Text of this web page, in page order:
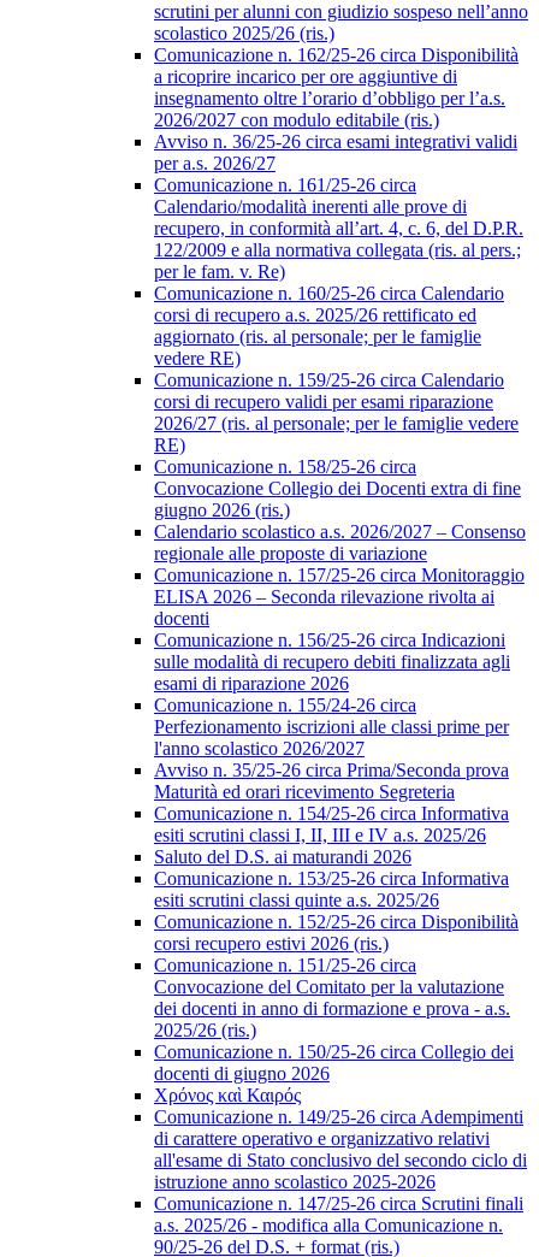
scrutini per alunni con giudizio sospeso nell’anno
scolastico 2025/26 (ris.)
Comunicazione n. 162/25-26 circa Disponibilità
a ricoprire incarico per ore aggiuntive di
insegnamento oltre l’orario d’obbligo per l’a.s.
2026/2027 con modulo editabile (ris.)
Avviso n. 36/25-26 circa esami integrativi validi
per a.s. 2026/27
Comunicazione n. 161/25-26 circa
Calendario/modalità inerenti alle prove di
recupero, in conformità all’art. 4, c. 6, del D.P.R.
122/2009 e alla normativa collegata (ris. al pers.;
per le fam. v. Re)
Comunicazione n. 160/25-26 circa Calendario
corsi di recupero a.s. 2025/26 rettificato ed
aggiornato (ris. al personale; per le famiglie
vedere RE)
Comunicazione n. 159/25-26 circa Calendario
corsi di recupero validi per esami riparazione
2026/27 (ris. al personale; per le famiglie vedere
RE)
Comunicazione n. 158/25-26 circa
Convocazione Collegio dei Docenti extra di fine
giugno 2026 (ris.)
Calendario scolastico a.s. 2026/2027 – Consenso
regionale alle proposte di variazione
Comunicazione n. 157/25-26 circa Monitoraggio
ELISA 2026 – Seconda rilevazione rivolta ai
docenti
Comunicazione n. 156/25-26 circa Indicazioni
sulle modalità di recupero debiti finalizzata agli
esami di riparazione 2026
Comunicazione n. 155/24-26 circa
Perfezionamento iscrizioni alle classi prime per
l'anno scolastico 2026/2027
Avviso n. 35/25-26 circa Prima/Seconda prova
Maturità ed orari ricevimento Segreteria
Comunicazione n. 154/25-26 circa Informativa
esiti scrutini classi I, II, III e IV a.s. 2025/26
Saluto del D.S. ai maturandi 2026
Comunicazione n. 153/25-26 circa Informativa
esiti scrutini classi quinte a.s. 2025/26
Comunicazione n. 152/25-26 circa Disponibilità
corsi recupero estivi 2026 (ris.)
Comunicazione n. 151/25-26 circa
Convocazione del Comitato per la valutazione
dei docenti in anno di formazione e prova - a.s.
2025/26 (ris.)
Comunicazione n. 150/25-26 circa Collegio dei
docenti di giugno 2026
Χρόνος καὶ Καιρός
Comunicazione n. 149/25-26 circa Adempimenti
di carattere operativo e organizzativo relativi
all'esame di Stato conclusivo del secondo ciclo di
istruzione anno scolastico 2025-2026
Comunicazione n. 147/25-26 circa Scrutini finali
a.s. 2025/26 - modifica alla Comunicazione n.
90/25-26 del D.S. + format (ris.)